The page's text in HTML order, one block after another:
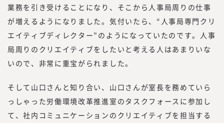
業務を引き受けることになり、そこから人事局周りの仕事
が増えるようになりました。気付いたら、“人事局専門クリ
エイティブディレクター”のようになっていたのです。人事
局周りのクリエイティブをしたいと考える人はあまりいな
いので、非常に重宝がられました。
そして山口さんと知り合い、山口さんが室長を務めていら
っしゃった労働環境改革推進室のタスクフォースに参加し
て、社内コミュニケーションのクリエイティブを担当する